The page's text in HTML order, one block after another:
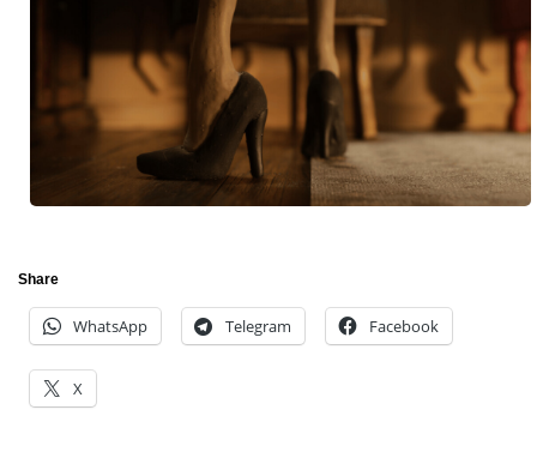
Share
WhatsApp Telegram Facebook
X